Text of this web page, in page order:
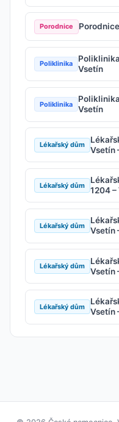
Porodnice
Poliklinika
Vsetín
Poliklinika
Vsetín
Lékařský dům
Vsetín
Lékařský dům
1204 –
Lékařský dům
Vsetín
Lékařský dům
Vsetín
Lékařský dům
Vsetín